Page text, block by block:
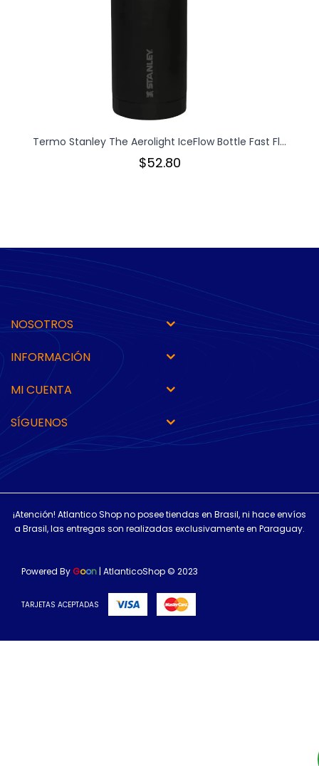
Termo Stanley The Aerolight IceFlow Bottle Fast Fl...
$52.80
NOSOTROS
INFORMACIÓN
MI CUENTA
SÍGUENOS
¡Atención! Atlantico Shop no posee tiendas en Brasil, ni hace envíos
a Brasil, las entregas son realizadas exclusivamente en Paraguay.
Powered By Goon | AtlanticoShop © 2023
TARJETAS ACEPTADAS